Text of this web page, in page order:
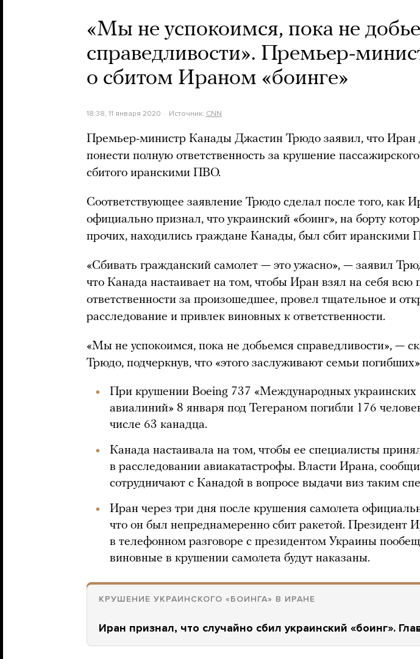
«Мы не успокоимся, пока не
справедливости». Премьер-
о сбитом Ираном «боинге»
18:38, 11 января 2020 Источник: CNN
Премьер-министр Канады Джастин Трюдо заявил, что Иран
понести полную ответственность за крушение
сбитого иранскими ПВО.
Соответствующее заявление Трюдо сделал после того, как
официально признал, что украинский «боинг», на борту
прочих, находились граждане Канады, был сбит иранскими
«Сбивать гражданский самолет — это ужасно», — заявил
что Канада настаивает на том, чтобы Иран взял на себя всю
ответственности за произошедшее, провел тщательное и
расследование и привлек виновных к ответственности.
«Мы не успокоимся, пока не добьемся справедливости», —
Трюдо, подчеркнув, что «этого заслуживают семьи
При крушении Boeing 737 «Международных украинских
авиалиний» 8 января под Тегераном погибли 176
числе 63 канадца.
Канада настаивала на том, чтобы ее специалисты
в расследовании авиакатастрофы. Власти Ирана,
сотрудничают с Канадой в вопросе выдачи виз таким
Иран через три дня после крушения самолета
что он был непреднамеренно сбит ракетой. Президент
в телефонном разговоре с президентом Украины
виновные в крушении самолета будут наказаны.
КРУШЕНИЕ УКРАИНСКОГО «БОИНГА» В ИРАНЕ
Иран признал, что случайно сбил украинский «боинг».